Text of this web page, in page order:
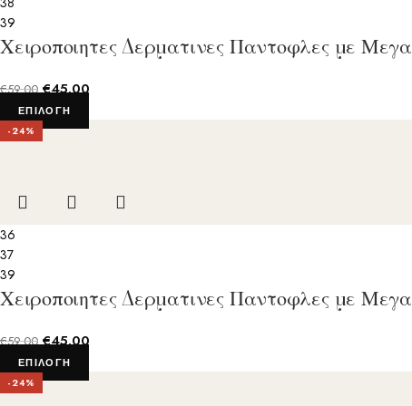
39
Χειροποιητες Δερματινες Παντοφλες με
€59.00 €45.00
ΕΠΙΛΟΓΉ
-24%
36
37
39
Χειροποιητες Δερματινες Παντοφλες με
€59.00 €45.00
ΕΠΙΛΟΓΉ
-24%